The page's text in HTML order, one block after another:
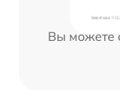
Вы можете